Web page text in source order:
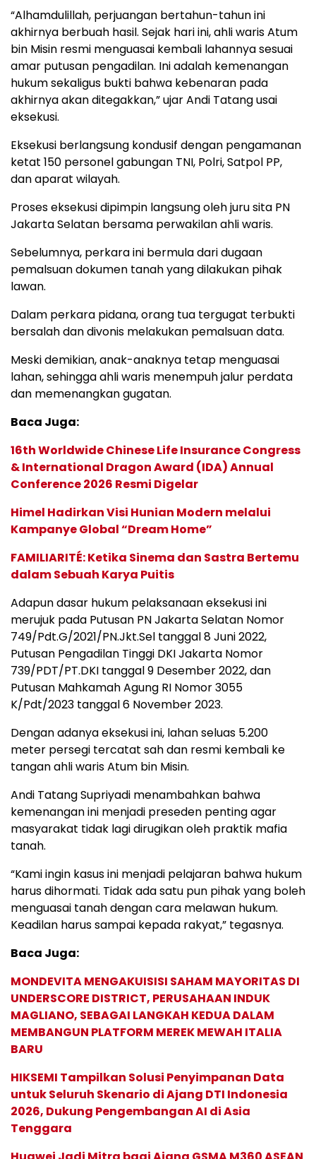
“Alhamdulillah, perjuangan bertahun-tahun ini
akhirnya berbuah hasil. Sejak hari ini, ahli waris Atum
bin Misin resmi menguasai kembali lahannya sesuai
amar putusan pengadilan. Ini adalah kemenangan
hukum sekaligus bukti bahwa kebenaran pada
akhirnya akan ditegakkan,” ujar Andi Tatang usai
eksekusi.
Eksekusi berlangsung kondusif dengan pengamanan
ketat 150 personel gabungan TNI, Polri, Satpol PP,
dan aparat wilayah.
Proses eksekusi dipimpin langsung oleh juru sita PN
Jakarta Selatan bersama perwakilan ahli waris.
Sebelumnya, perkara ini bermula dari dugaan
pemalsuan dokumen tanah yang dilakukan pihak
lawan.
Dalam perkara pidana, orang tua tergugat terbukti
bersalah dan divonis melakukan pemalsuan data.
Meski demikian, anak-anaknya tetap menguasai
lahan, sehingga ahli waris menempuh jalur perdata
dan memenangkan gugatan.
Baca Juga:
16th Worldwide Chinese Life Insurance Congress
& International Dragon Award (IDA) Annual
Conference 2026 Resmi Digelar
Himel Hadirkan Visi Hunian Modern melalui
Kampanye Global “Dream Home”
FAMILIARITÉ: Ketika Sinema dan Sastra Bertemu
dalam Sebuah Karya Puitis
Adapun dasar hukum pelaksanaan eksekusi ini
merujuk pada Putusan PN Jakarta Selatan Nomor
749/Pdt.G/2021/PN.Jkt.Sel tanggal 8 Juni 2022,
Putusan Pengadilan Tinggi DKI Jakarta Nomor
739/PDT/PT.DKI tanggal 9 Desember 2022, dan
Putusan Mahkamah Agung RI Nomor 3055
K/Pdt/2023 tanggal 6 November 2023.
Dengan adanya eksekusi ini, lahan seluas 5.200
meter persegi tercatat sah dan resmi kembali ke
tangan ahli waris Atum bin Misin.
Andi Tatang Supriyadi menambahkan bahwa
kemenangan ini menjadi preseden penting agar
masyarakat tidak lagi dirugikan oleh praktik mafia
tanah.
“Kami ingin kasus ini menjadi pelajaran bahwa hukum
harus dihormati. Tidak ada satu pun pihak yang boleh
menguasai tanah dengan cara melawan hukum.
Keadilan harus sampai kepada rakyat,” tegasnya.
Baca Juga:
MONDEVITA MENGAKUISISI SAHAM MAYORITAS DI
UNDERSCORE DISTRICT, PERUSAHAAN INDUK
MAGLIANO, SEBAGAI LANGKAH KEDUA DALAM
MEMBANGUN PLATFORM MEREK MEWAH ITALIA
BARU
HIKSEMI Tampilkan Solusi Penyimpanan Data
untuk Seluruh Skenario di Ajang DTI Indonesia
2026, Dukung Pengembangan AI di Asia
Tenggara